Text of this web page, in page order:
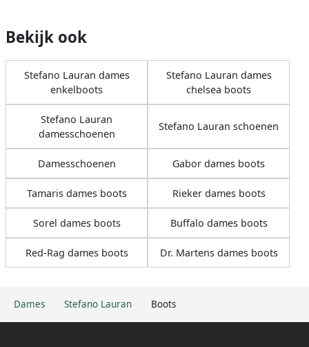
Dames Stefano Lauran Boots
Bekijk ook
Stefano Lauran dames
enkelboots
Stefano Lauran dames
chelsea boots
Stefano Lauran
damesschoenen
Stefano Lauran schoenen
Damesschoenen Gabor dames boots
Tamaris dames boots Rieker dames boots
Sorel dames boots Buffalo dames boots
Red-Rag dames boots Dr. Martens dames boots